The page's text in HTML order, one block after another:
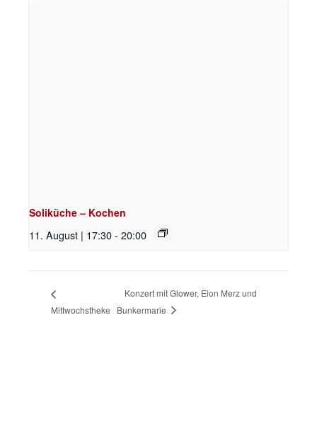
Soliküche – Kochen
11. August | 17:30- 20:00
Mittwochstheke
Konzert mit Glower, Elon Merz und
Bunkermarie